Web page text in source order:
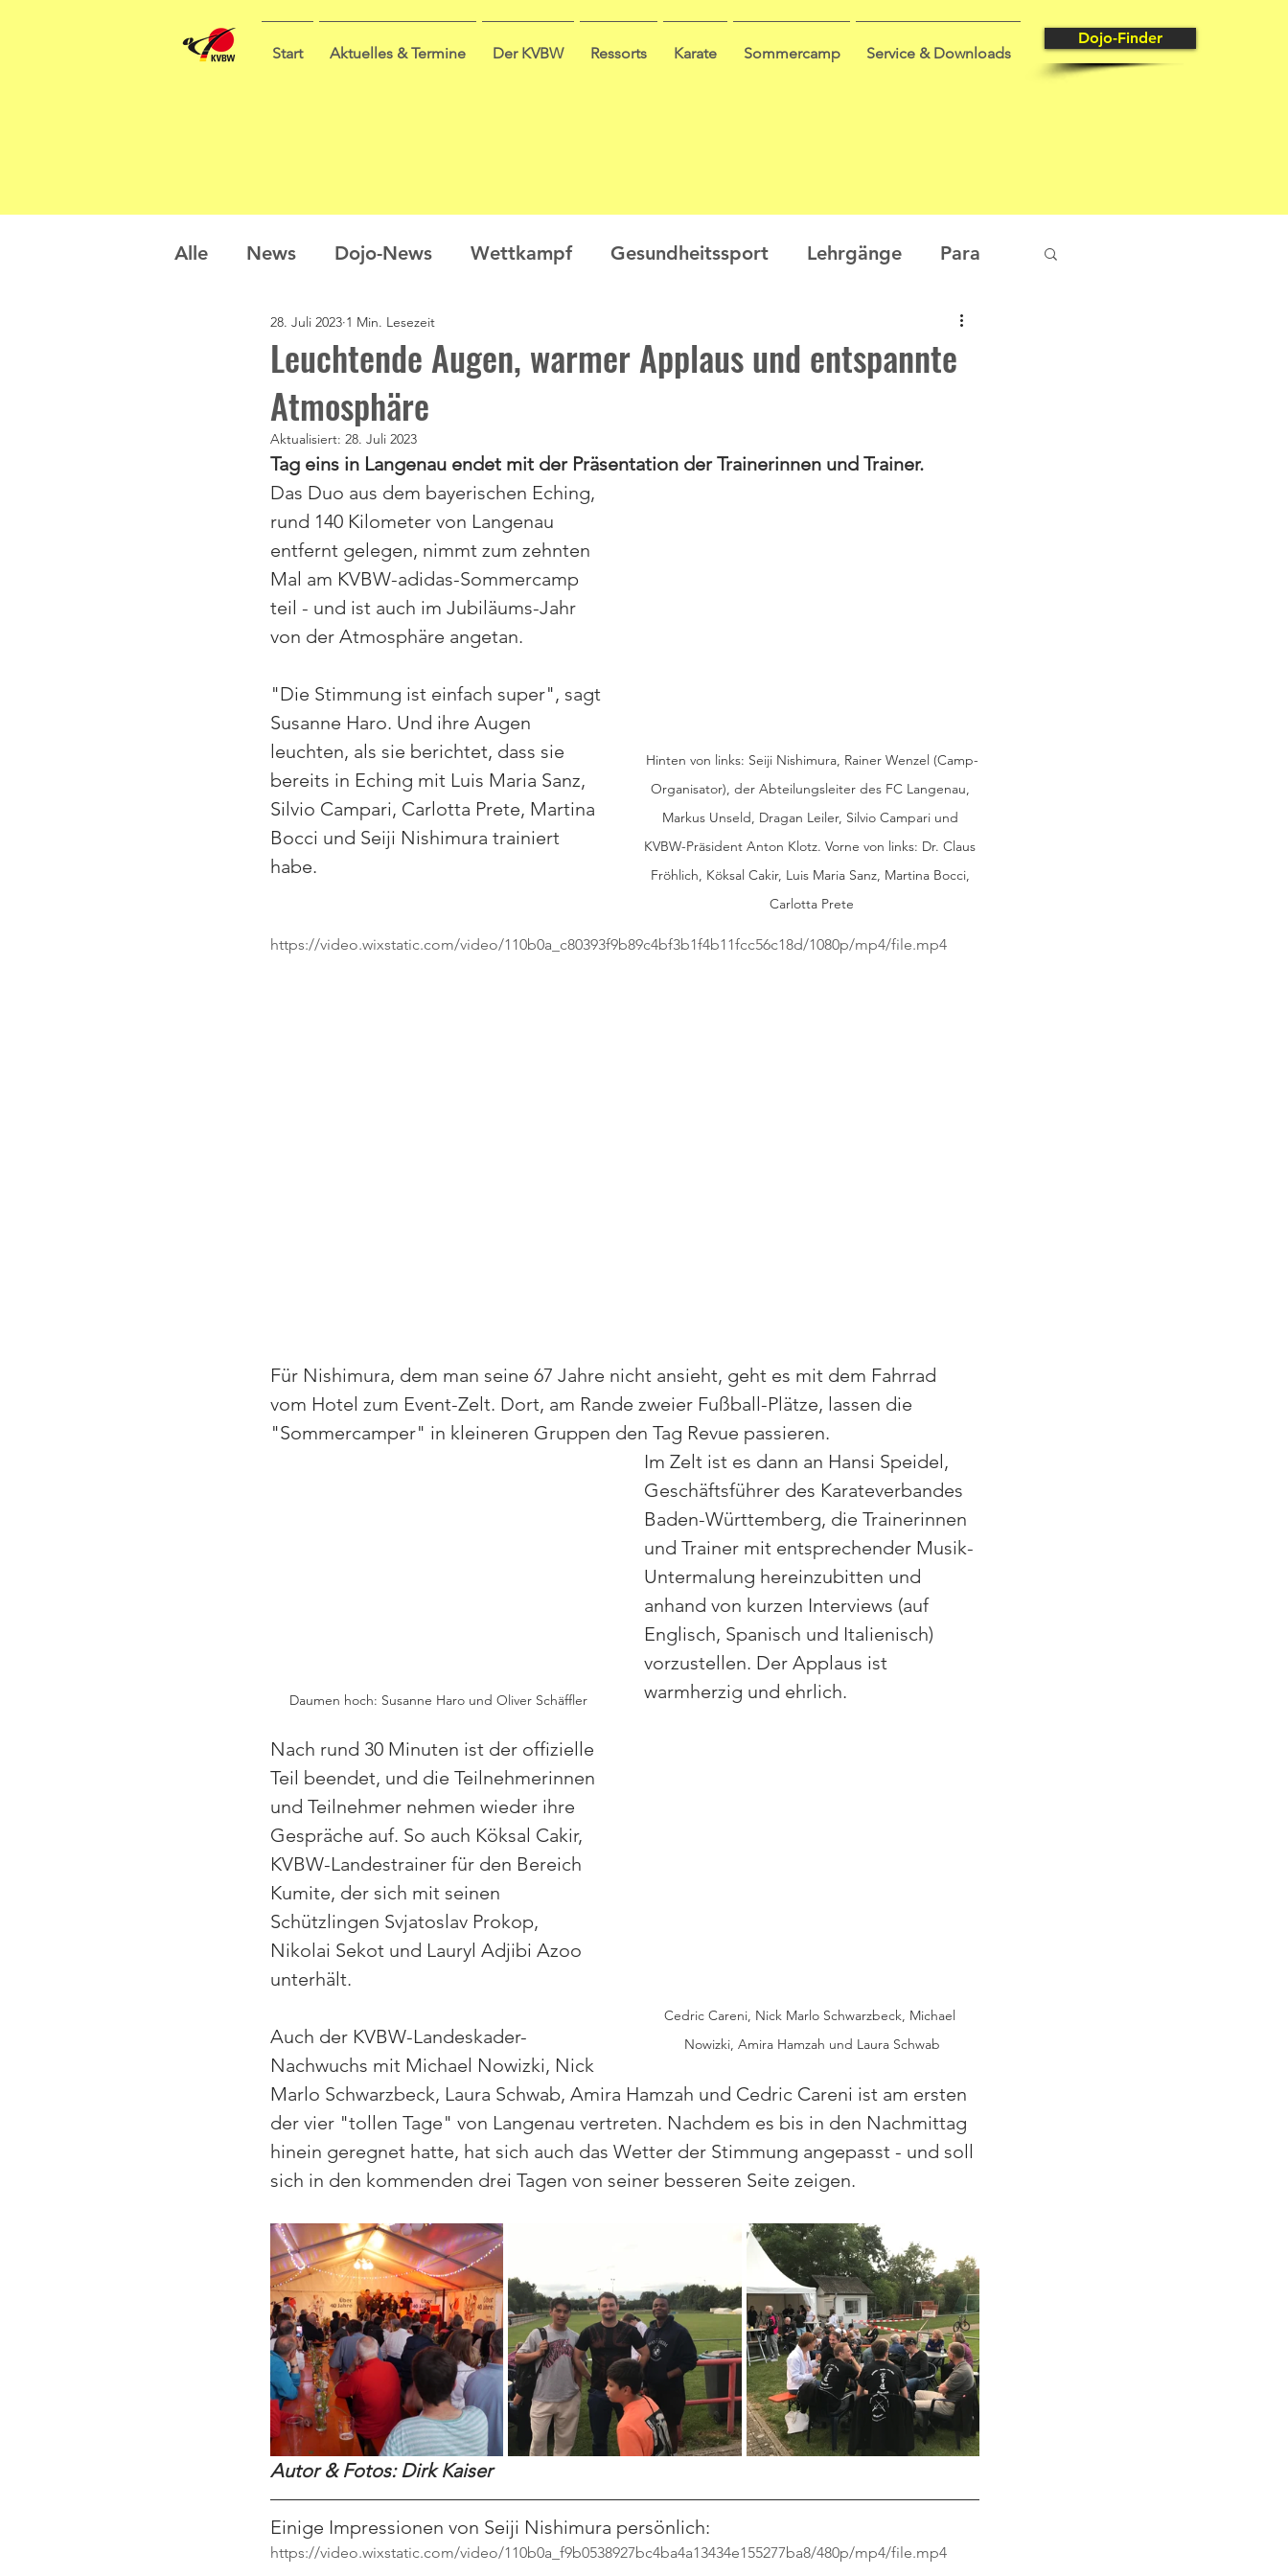
Start Aktuelles & Termine Der KVBW Ressorts Karate Sommercamp Service & Downloads
Dojo-Finder
Alle News Dojo-News Wettkampf Gesundheitssport Lehrgänge Para
Nachwuchs Prüfungen
Sommercamp Umfrage
Leuchtende Augen, warmer Applaus und entspannte
Atmosphäre
28. Juli 2023 1 Min. Lesezeit
Aktualisiert: 28. Juli 2023
Tag eins in Langenau endet mit der Präsentation der Trainerinnen und Trainer.
Hinten von links: Seiji Nishimura, Rainer Wenzel (Camp-
Organisator), der Abteilungsleiter des FC Langenau,
Markus Unseld, Dragan Leiler, Silvio Campari und
KVBW-Präsident Anton Klotz. Vorne von links: Dr. Claus
Fröhlich, Köksal Cakir, Luis Maria Sanz, Martina Bocci,
Carlotta Prete
Das Duo aus dem bayerischen Eching,
rund 140 Kilometer von Langenau
entfernt gelegen, nimmt zum zehnten
Mal am KVBW-adidas-Sommercamp
teil - und ist auch im Jubiläums-Jahr
von der Atmosphäre angetan.
"Die Stimmung ist einfach super", sagt
Susanne Haro. Und ihre Augen
leuchten, als sie berichtet, dass sie
bereits in Eching mit Luis Maria Sanz,
Silvio Campari, Carlotta Prete, Martina
Bocci und Seiji Nishimura trainiert
habe.
https://video.wixstatic.com/video/110b0a_c80393f9b89c4bf3b1f4b11fcc56c18d/1080p/mp4/file.mp4
Für Nishimura, dem man seine 67 Jahre nicht ansieht, geht es mit dem Fahrrad
vom Hotel zum Event-Zelt. Dort, am Rande zweier Fußball-Plätze, lassen die
"Sommercamper" in kleineren Gruppen den Tag Revue passieren.
Daumen hoch: Susanne Haro und Oliver Schäffler
Im Zelt ist es dann an Hansi Speidel,
Geschäftsführer des Karateverbandes
Baden-Württemberg, die Trainerinnen
und Trainer mit entsprechender Musik-
Untermalung hereinzubitten und
anhand von kurzen Interviews (auf
Englisch, Spanisch und Italienisch)
vorzustellen. Der Applaus ist
warmherzig und ehrlich.
Cedric Careni, Nick Marlo Schwarzbeck, Michael
Nowizki, Amira Hamzah und Laura Schwab
Nach rund 30 Minuten ist der offizielle
Teil beendet, und die Teilnehmerinnen
und Teilnehmer nehmen wieder ihre
Gespräche auf. So auch Köksal Cakir,
KVBW-Landestrainer für den Bereich
Kumite, der sich mit seinen
Schützlingen Svjatoslav Prokop,
Nikolai Sekot und Lauryl Adjibi Azoo
unterhält.
Auch der KVBW-Landeskader-
Nachwuchs mit Michael Nowizki, Nick
Marlo Schwarzbeck, Laura Schwab, Amira Hamzah und Cedric Careni ist am ersten
der vier "tollen Tage" von Langenau vertreten. Nachdem es bis in den Nachmittag
hinein geregnet hatte, hat sich auch das Wetter der Stimmung angepasst - und soll
sich in den kommenden drei Tagen von seiner besseren Seite zeigen.
Autor & Fotos: Dirk Kaiser
Einige Impressionen von Seiji Nishimura persönlich:
https://video.wixstatic.com/video/110b0a_f9b0538927bc4ba4a13434e155277ba8/480p/mp4/file.mp4